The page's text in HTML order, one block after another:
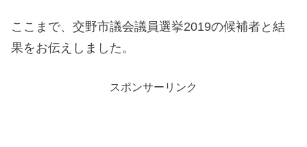
ここまで、交野市議会議員選挙2019の候補者と結
果をお伝えしました。
スポンサーリンク